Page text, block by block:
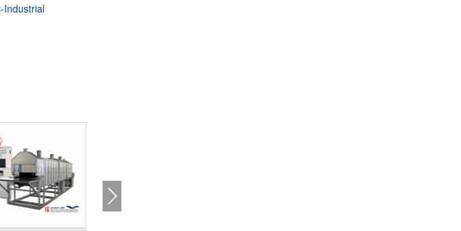
Industrial